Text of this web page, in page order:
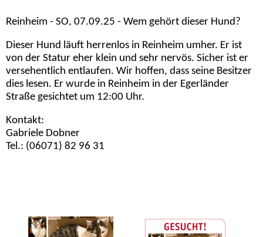
Reinheim - SO, 07.09.25 - Wem gehört dieser Hund?
Dieser Hund läuft herrenlos in Reinheim umher. Er ist
von der Statur eher klein und sehr nervös. Sicher ist er
versehentlich entlaufen. Wir hoffen, dass seine Besitzer
dies lesen. Er wurde in Reinheim in der Egerländer
Straße gesichtet um 12:00 Uhr.
Kontakt:
Gabriele Dobner
Tel.: (06071) 82 96 31